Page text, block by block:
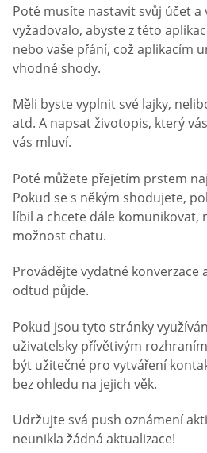
Poté musíte nastavit svůj účet
vyžadovalo, abyste z této
nebo vaše přání, což aplikacím
vhodné shody.
Měli byste vyplnit své lajky,
atd. A napsat životopis, který
vás mluví.
Poté můžete přejetím prstem
Pokud se s někým shodujete,
líbil a chcete dále komunikovat,
možnost chatu.
Provádějte vydatné konverzace
odtud půjde.
Pokud jsou tyto stránky
uživatelsky přívětivým
být užitečné pro vytváření
bez ohledu na jejich věk.
Udržujte svá push oznámení
neunikla žádná aktualizace!